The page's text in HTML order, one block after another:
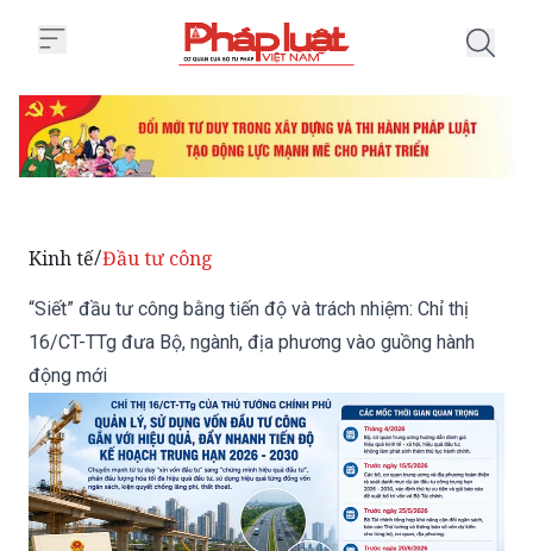
Kinh tế/Đầu tư công
“Siết” đầu tư công bằng tiến độ và trách nhiệm: Chỉ thị
16/CT-TTg đưa Bộ, ngành, địa phương vào guồng hành
động mới